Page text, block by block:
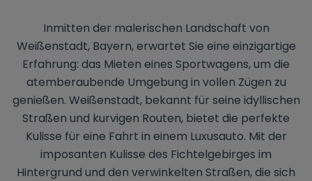
Inmitten der malerischen Landschaft von
Weißenstadt, Bayern, erwartet Sie eine einzigartige
Erfahrung: das Mieten eines Sportwagens, um die
atemberaubende Umgebung in vollen Zügen zu
genießen. Weißenstadt, bekannt für seine idyllischen
Straßen und kurvigen Routen, bietet die perfekte
Kulisse für eine Fahrt in einem Luxusauto. Mit der
imposanten Kulisse des Fichtelgebirges im
Hintergrund und den verwinkelten Straßen, die sich